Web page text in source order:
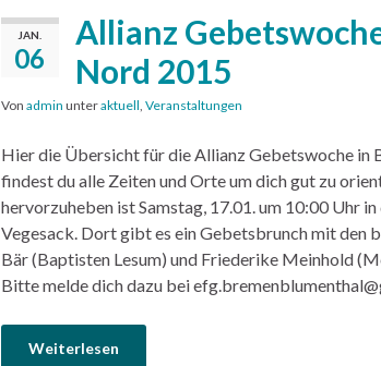
JAN.
06
Allianz
Nord 2015
Von admin unteraktuell Veranstaltungen
Hier die Übersicht für die Allianz Gebetswoche in
findest du alle Zeiten und Orte um dich gut zu
hervorzuheben ist Samstag, 17.01. um 10:00 Uhr
Vegesack. Dort gibt es ein Gebetsbrunch mit den
Bär (Baptisten Lesum) und Friederike Meinhold
Bitte melde dich dazu bei
Weiterlesen